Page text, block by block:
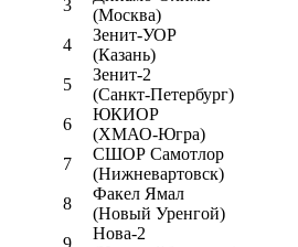
3
(Москва)
4
Зенит-УОР
(Казань)
5
Зенит-2
(Санкт-Петербург)
6
ЮКИОР
(ХМАО-Югра)
7
СШОР Самотлор
(Нижневартовск)
8
Факел Ямал
(Новый Уренгой)
9
Нова-2